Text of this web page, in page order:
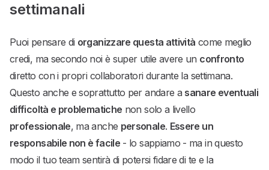
settimanali
Puoi pensare di organizzare questa attività come meglio
credi, ma secondo noi è super utile avere un confronto
diretto con i propri collaboratori durante la settimana.
Questo anche e soprattutto per andare a sanare eventuali
difficoltà e problematiche non solo a livello
professionale, ma anche personale. Essere un
responsabile non è facile - lo sappiamo - ma in questo
modo il tuo team sentirà di potersi fidare di te e la